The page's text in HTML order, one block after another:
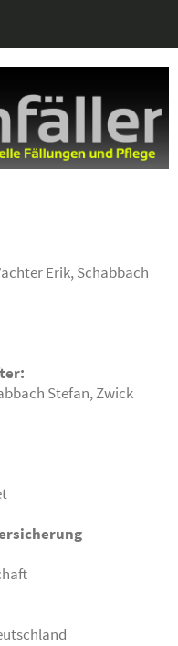
Erik, Schabbach
Stefan, Zwick